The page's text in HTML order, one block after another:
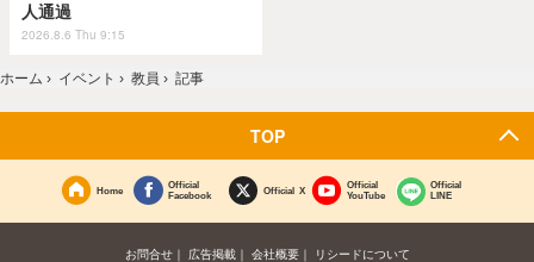
人通過
2026.8.6 Thu 9:15
ホーム › イベント › 教員 › 記事
TOP
Home
Official
Facebook
Official X
Official
YouTube
Official
LINE
お問合せ 広告掲載 会社概要 リシードについて